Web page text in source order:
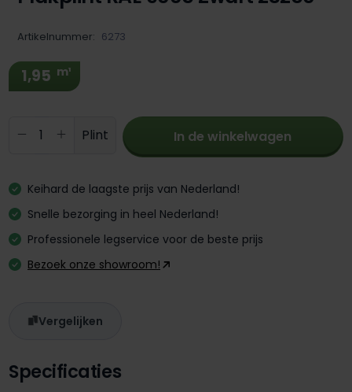
Specificaties
Artikelnummer: 6273
1,95 m¹
Producthoeveelheid: Voer de
Plint In de winkelwagen
Keihard de laagste prijs van Nederland!
Snelle bezorging in heel Nederland!
Professionele legservice voor de beste prijs
Bezoek onze showroom!
Vergelijken